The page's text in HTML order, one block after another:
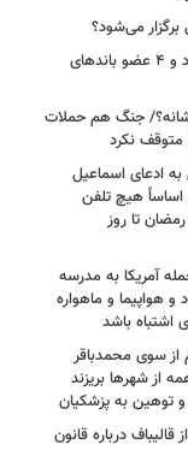
می‌شود؟
وزارت اطلاعات: ۲۱ عامل موساد و ۴ عضو باندهای
نشانه؟/ جنگ هم حملات
متوقف نکرد
به ادعای اسماعیل
هیچ تلفن
تا روز
آمریکا به مدرسه
هواپیما و ماهواره
اشتباه باشد
از سوی محمدباقر
از شهرها بریزند
و توهین به پزشکیان
درباره قانون